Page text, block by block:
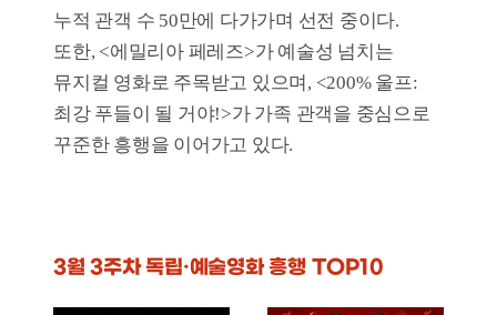
개봉일2025-02-26
매출액104백만 원